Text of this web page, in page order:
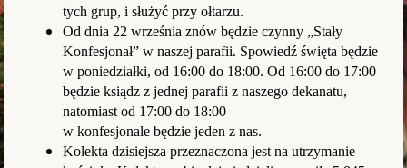
tych grup, i służyć przy ołtarzu.
Od dnia 22 września znów będzie czynny „Stały
Konfesjonał” w naszej parafii. Spowiedź święta będzie
w poniedziałki, od 16:00 do 18:00. Od 16:00 do 17:00
będzie ksiądz z jednej parafii z naszego dekanatu,
natomiast od 17:00 do 18:00
w konfesjonale będzie jeden z nas.
Kolekta dzisiejsza przeznaczona jest na utrzymanie